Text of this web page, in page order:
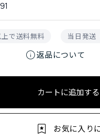
で送料無料 当日発送
info返品について
カートに追加する
お気に入り